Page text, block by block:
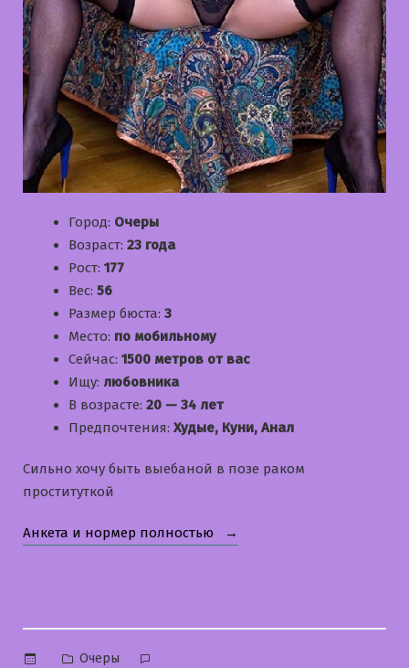
Город: Очеры
Возраст: 23 года
Рост: 177
Вес: 56
Размер бюста: 3
Место: по мобильному
Сейчас: 1500 метров от вас
Ищу: любовника
В возрасте: 20 — 34 лет
Предпочтения: Худые, Куни, Анал
Сильно хочу быть выебаной в позе раком
проституткой
Анкета и нормер полностью «Елена»
Опубликовано
Очеры